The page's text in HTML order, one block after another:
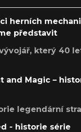
herních
představit
který 40
and Magic –
legendární
- historie série